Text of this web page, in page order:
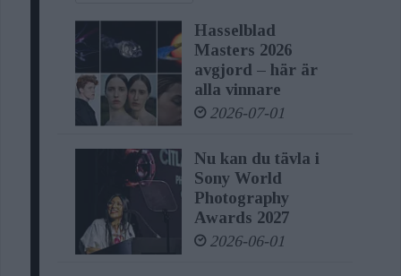
Hasselblad
Masters 2026
avgjord – här är
alla vinnare
2026-07-01
Nu kan du tävla i
Sony World
Photography
Awards 2027
2026-06-01